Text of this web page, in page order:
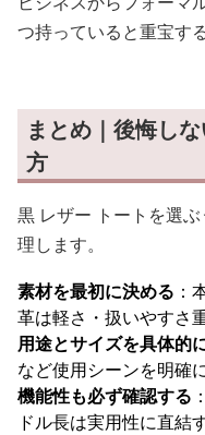
つ持っていると重宝す
まとめ｜後悔し
方
黒 レザー トートを選
理します。
素材を最初に決める ：
革は軽さ・扱いやすさ
用途とサイズを具体的
など使用シーンを明確
機能性も必ず確認する
ドル長は実用性に直結